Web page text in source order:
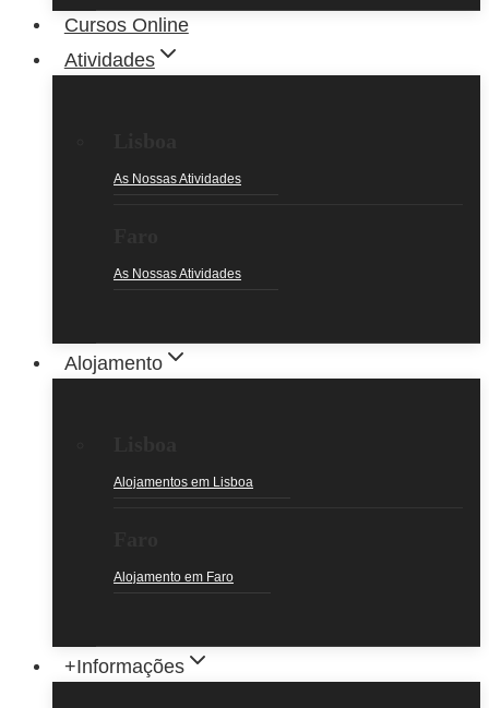
Cursos Online
Atividades
As Nossas Atividades
As Nossas Atividades
Alojamento
Alojamentos em Lisboa
Alojamento em Faro
+Informações